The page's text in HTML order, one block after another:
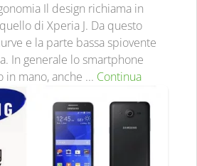
Il design richiama in
di Xperia J. Da questo
e la parte bassa spiovente
In generale lo smartphone
mano, anche ... Continua